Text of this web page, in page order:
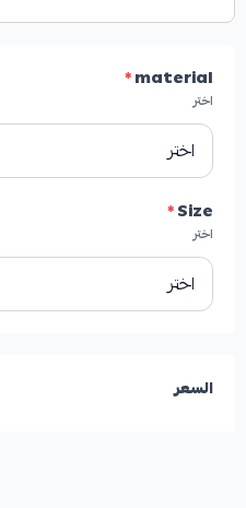
material
*
اختر
Size
*
اختر
السعر